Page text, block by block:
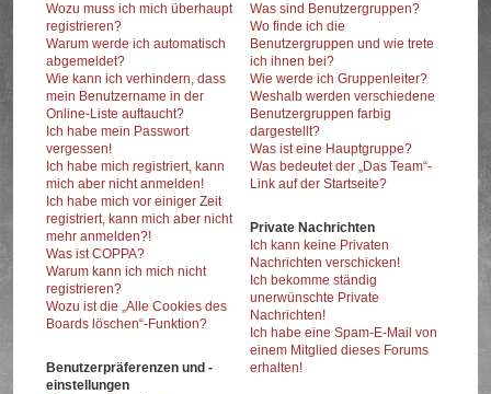
Wozu muss ich mich überhaupt
registrieren?
Warum werde ich automatisch
abgemeldet?
Wie kann ich verhindern, dass
mein Benutzername in der
Online-Liste auftaucht?
Ich habe mein Passwort
vergessen!
Ich habe mich registriert, kann
mich aber nicht anmelden!
Ich habe mich vor einiger Zeit
registriert, kann mich aber nicht
mehr anmelden?!
Was ist COPPA?
Warum kann ich mich nicht
registrieren?
Wozu ist die „Alle Cookies des
Boards löschen“-Funktion?
Benutzerpräferenzen und -
einstellungen
Was sind Benutzergruppen?
Wo finde ich die
Benutzergruppen und wie trete
ich ihnen bei?
Wie werde ich Gruppenleiter?
Weshalb werden verschiedene
Benutzergruppen farbig
dargestellt?
Was ist eine Hauptgruppe?
Was bedeutet der „Das Team“-
Link auf der Startseite?
Private Nachrichten
Ich kann keine Privaten
Nachrichten verschicken!
Ich bekomme ständig
unerwünschte Private
Nachrichten!
Ich habe eine Spam-E-Mail von
einem Mitglied dieses Forums
erhalten!